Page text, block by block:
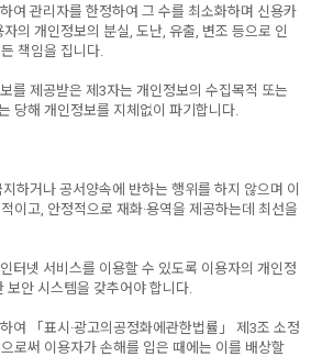
여 관리자를 한정하여 그 수를 최소화하며 신용카
의 개인정보의 분실, 도난, 유출, 변조 등으로 인
책임을 집니다.
를 제공받은 제3자는 개인정보의 수집목적 또는
당해 개인정보를 지체없이 파기합니다.
하거나 공서양속에 반하는 행위를 하지 않으며 이
이고, 안정적으로 재화·용역을 제공하는데 최선을
터넷 서비스를 이용할 수 있도록 이용자의 개인정
보안 시스템을 갖추어야 합니다.
여 「표시·광고의공정화에관한법률」 제3조 소정
로써 이용자가 손해를 입은 때에는 이를 배상할